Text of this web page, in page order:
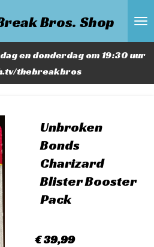
Bros. Shop
en donderdag om 19:30 uur
thebreakbros
Unbroken
Bonds
Charizard
Blister Booster
Pack
€ 39,99